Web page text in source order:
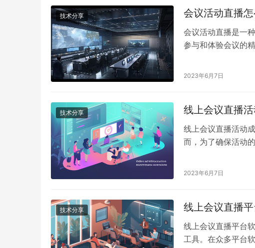
技术分享 会议活动直播怎
会议活动直播是一
参与和体验会议的
2023年6月7日
技术分享 线上会议直播
线上会议直播活动
而，为了确保活动
会议直播活动。
2023年6月7日
技术分享 线上会议直播
线上会议直播平台
工具。在众多平台